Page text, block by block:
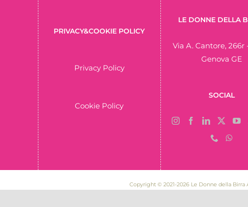
PRIVACY&COOKIE POLICY
Privacy Policy
Cookie Policy
LE DONNE DELLA
Via A. Cantore, 266r
Genova GE
SOCIAL
Copyright © 2021-2026 Le Donne della Birra